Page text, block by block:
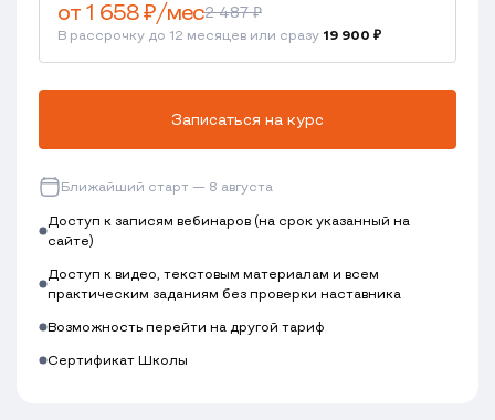
от 1 658 ₽/мес2 487 ₽
В рассрочку до 12 месяцев или сразу 19 900 ₽
Записаться на курс
Ближайший старт — 8 августа
Доступ к записям вебинаров (на срок указанный на
сайте)
Доступ к видео, текстовым материалам и всем
практическим заданиям без проверки наставника
Возможность перейти на другой тариф
Сертификат Школы